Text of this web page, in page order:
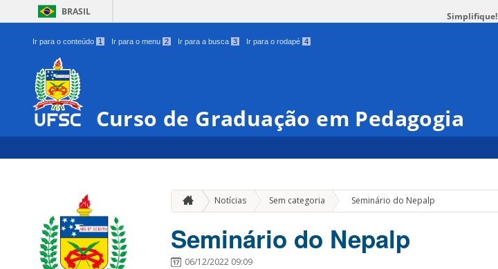
BRASIL Simplifique!
Ir para o conteúdo 1 Ir para o menu 2 Ir para a busca 3 Ir para o rodapé 4
Curso de Graduação em Pedagogia
Notícias Sem categoria » Seminário do Nepalp
Seminário do Nepalp
06/12/2022 09:09